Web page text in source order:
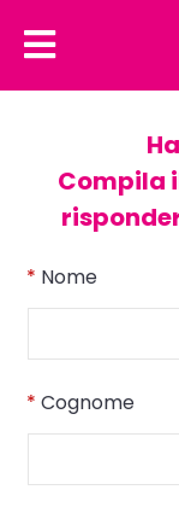
Compila
* Nome
* Cognome